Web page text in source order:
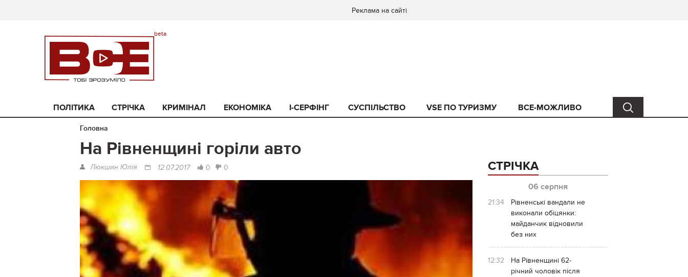
Реклама на сайті
ПОЛІТИКА СТРІЧКА КРИМІНАЛ ЕКОНОМІКА I-СЕРФІНГ СУСПІЛЬСТВО VSE ПО ТУРИЗМУ ВСЕ-МОЖЛИВО
Головна
На Рівненщині горіли авто
Люкшин Юлія 12.07.2017 0 0 СТРІЧКА
06 серпня
21:34
Рівненські вандали не
виконали обіцянки:
майданчик відновили
без них
12:32
На Рівненщині 62-
річний чоловік після